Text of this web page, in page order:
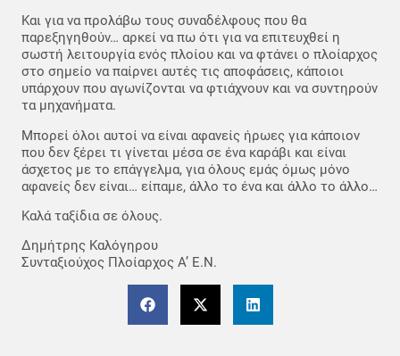
Και για να προλάβω τους συναδέλφους που θα
παρεξηγηθούν… αρκεί να πω ότι για να επιτευχθεί η
σωστή λειτουργία ενός πλοίου και να φτάνει ο πλοίαρχος
στο σημείο να παίρνει αυτές τις αποφάσεις, κάποιοι
υπάρχουν που αγωνίζονται να φτιάχνουν και να συντηρούν
τα μηχανήματα.
Μπορεί όλοι αυτοί να είναι αφανείς ήρωες για κάποιον
που δεν ξέρει τι γίνεται μέσα σε ένα καράβι και είναι
άσχετος με το επάγγελμα, για όλους εμάς όμως μόνο
αφανείς δεν είναι… είπαμε, άλλο το ένα και άλλο το άλλο…
Καλά ταξίδια σε όλους.
Δημήτρης Καλόγηρου
Συνταξιούχος Πλοίαρχος Α’ Ε.Ν.